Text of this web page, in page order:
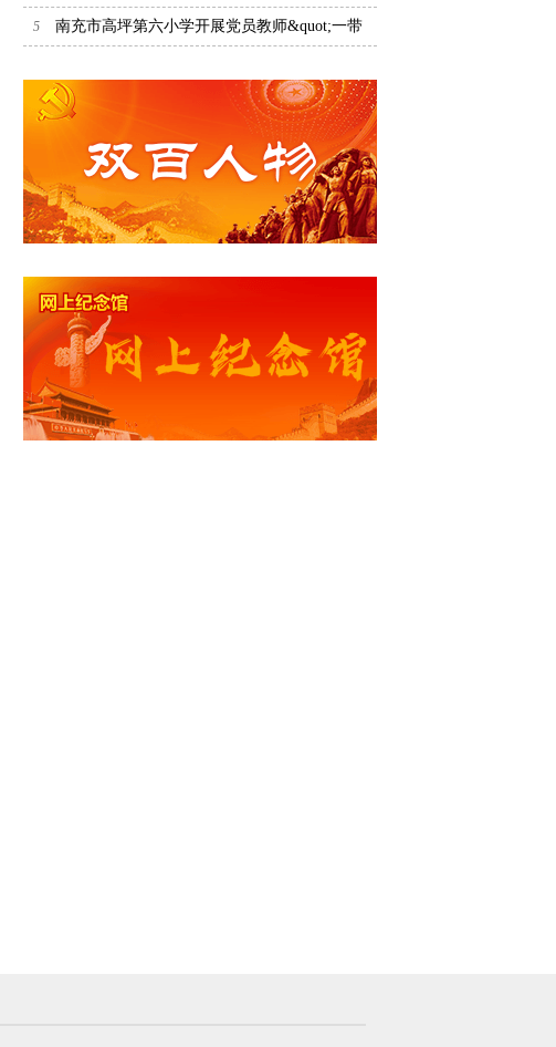
5 南充市高坪第六小学开展党员教师&quot;一带